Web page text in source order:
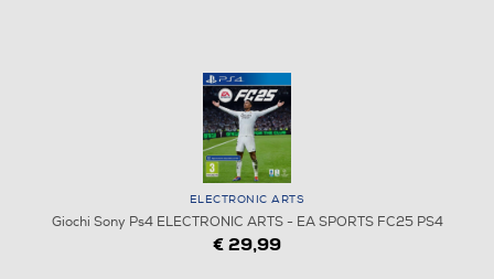
ELECTRONIC ARTS
Giochi Sony Ps4 ELECTRONIC ARTS - EA SPORTS FC25 PS4
€ 29,99